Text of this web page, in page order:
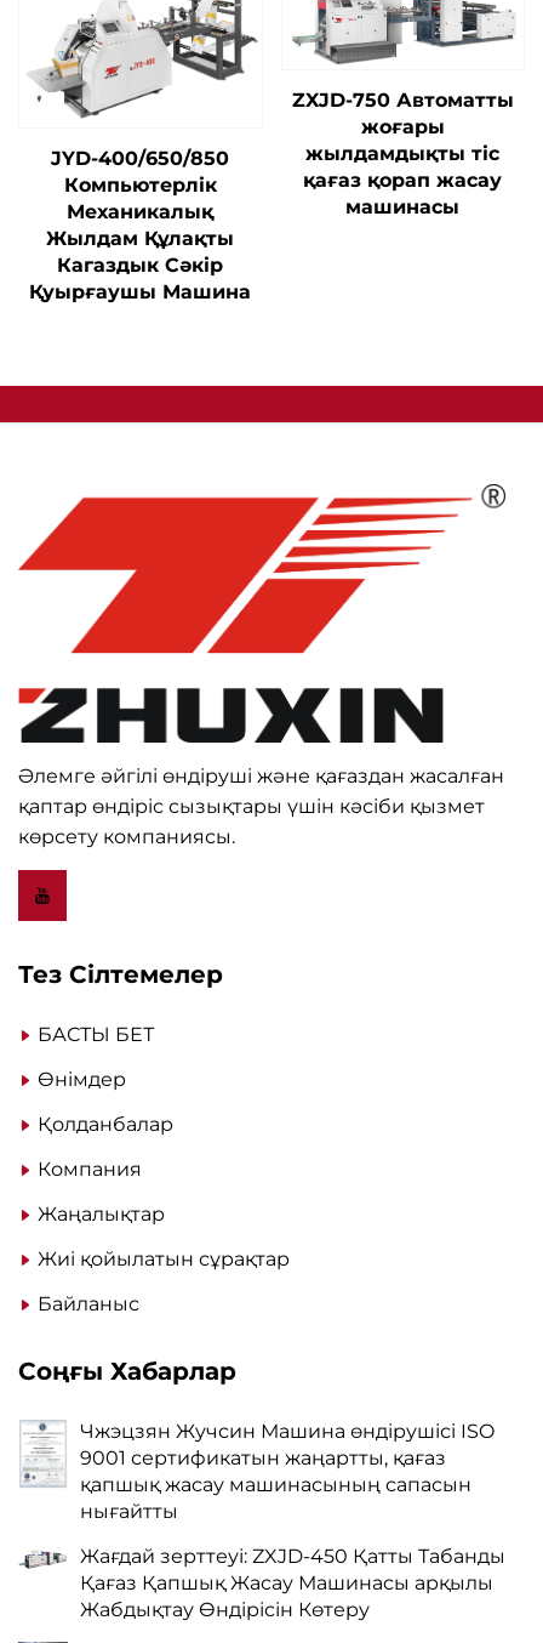
JYD-400/650/850
Компьютерлік
Механикалық
Жылдам Құлақты
Кагаздык Сәкір
Қуырғаушы Машина
ZXJD-750 Автоматты
жоғары
жылдамдықты тіс
қағаз қорап жасау
машинасы
Әлемге әйгілі өндіруші және қағаздан жасалған
қаптар өндіріс сызықтары үшін кәсіби қызмет
көрсету компаниясы.
Тез Сілтемелер
БАСТЫ БЕТ
Өнімдер
Қолданбалар
Компания
Жаңалықтар
Жиі қойылатын сұрақтар
Байланыс
Соңғы Хабарлар
Чжэцзян Жучсин Машина өндірушісі ISO
9001 сертификатын жаңартты, қағаз
қапшық жасау машинасының сапасын
нығайтты
Жағдай зерттеуі: ZXJD-450 Қатты Табанды
Қағаз Қапшық Жасау Машинасы арқылы
Жабдықтау Өндірісін Көтеру